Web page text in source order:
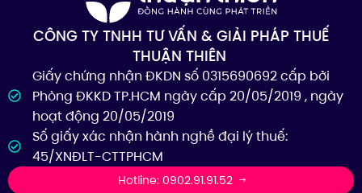
CÔNG TY TNHH TƯ VẤN & GIẢI PHÁP THUẾ
THUẬN THIÊN
Giấy chứng nhận ĐKDN số 0315690692 cấp bởi
Phòng ĐKKD TP.HCM ngày cấp 20/05/2019 , ngày
hoạt động 20/05/2019
Số giấy xác nhận hành nghề đại lý thuế:
45/XNĐLT-CTTPHCM
Hotline: 0902.91.91.52